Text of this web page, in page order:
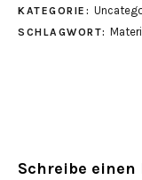
KATEGORIE:
SCHLAGWORT:
Schreibe einen